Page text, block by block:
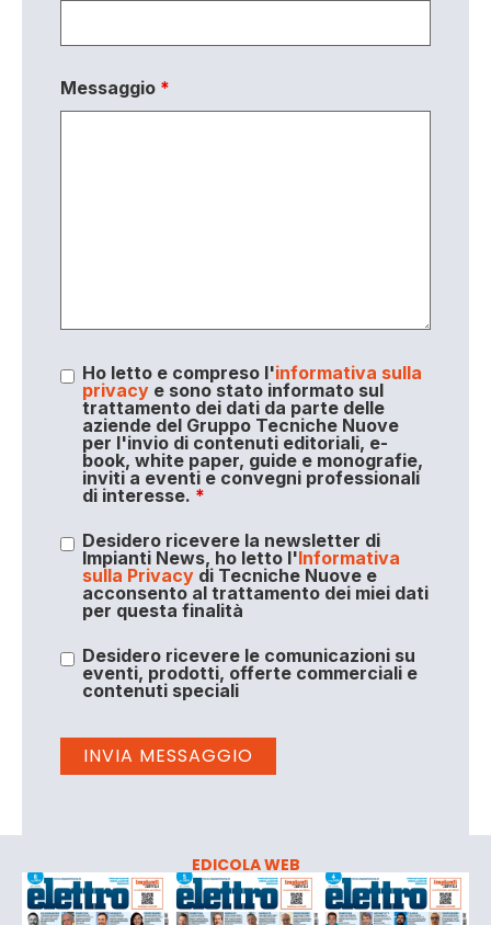
Messaggio *
Ho letto e compreso l'informativa sulla
privacye sono stato informato sul
trattamento dei dati da parte delle
aziende del Gruppo Tecniche Nuove
per l'invio di contenuti editoriali, e-
book, white paper, guide e monografie,
inviti a eventi e convegni professionali
di interesse. *
Desidero ricevere la newsletter di
Impianti News, ho letto l'Informativa
sulla Privacydi Tecniche Nuove e
acconsento al trattamento dei miei dati
per questa finalità
Desidero ricevere le comunicazioni su
eventi, prodotti, offerte commerciali e
contenuti speciali
EDICOLA WEB